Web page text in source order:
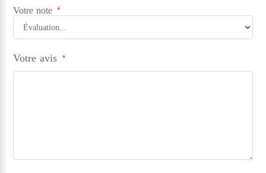
Votre note*
Votre avis *